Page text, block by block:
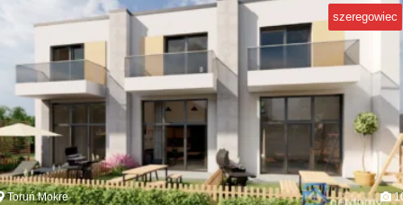
szeregowiec
Toruń Mokre